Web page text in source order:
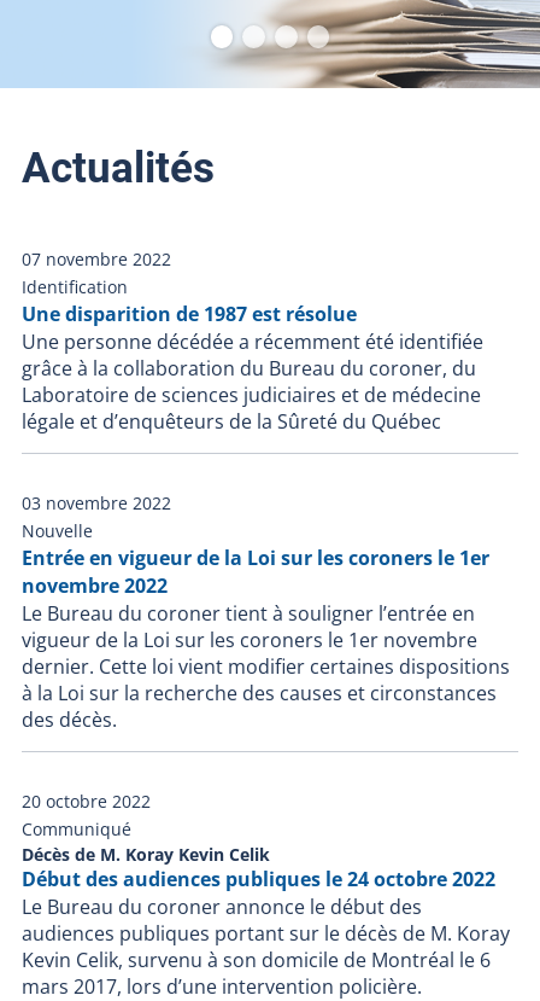
Actualités
07 novembre 2022
Identification
Une disparition de 1987 est résolue
Une personne décédée a récemment été identifiée
grâce à la collaboration du Bureau du coroner, du
Laboratoire de sciences judiciaires et de médecine
légale et d’enquêteurs de la Sûreté du Québec
03 novembre 2022
Nouvelle
Entrée en vigueur de la Loi sur les coroners le 1er
novembre 2022
Le Bureau du coroner tient à souligner l’entrée en
vigueur de la Loi sur les coroners le 1er novembre
dernier. Cette loi vient modifier certaines dispositions
à la Loi sur la recherche des causes et circonstances
des décès.
20 octobre 2022
Communiqué
Décès de M. Koray Kevin Celik
Début des audiences publiques le 24 octobre 2022
Le Bureau du coroner annonce le début des
audiences publiques portant sur le décès de M. Koray
Kevin Celik, survenu à son domicile de Montréal le 6
mars 2017, lors d’une intervention policière.